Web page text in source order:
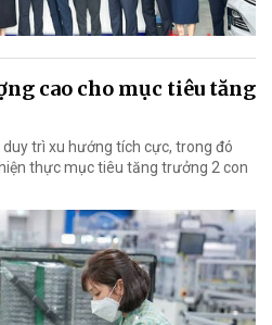
cao cho mục tiêu tăng
duy trì xu hướng tích cực, trong đó
thực mục tiêu tăng trưởng 2 con